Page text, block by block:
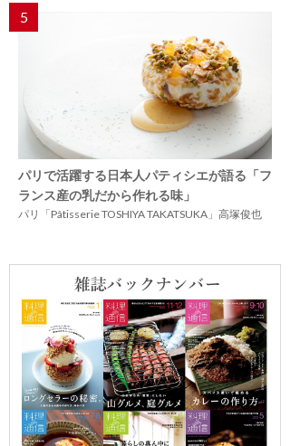
5
パリで活躍する日本人パティシエが語る「フ
ランス産の乳だから作れる味」
パリ「Pâtisserie TOSHIYA TAKATSUKA」高塚俊也